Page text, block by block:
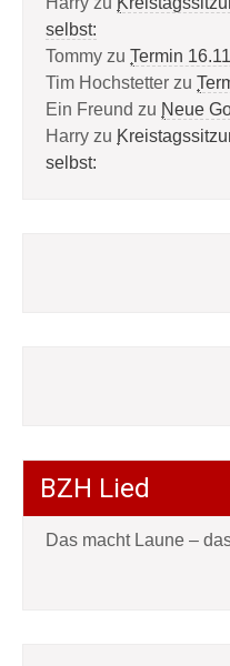
selbst:
Tommy zu Termin
Tim Hochstetter zu
Ein Freund zu Neue
Harry zu
selbst:
BZH Lied
Das macht Laune –